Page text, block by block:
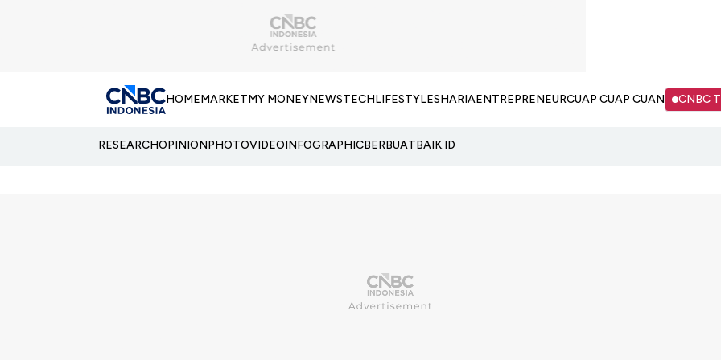
HOMEMARKETMY MONEYNEWSTECHLIFESTYLESHARIAENTREPRENEURCUAP CUAP CUAN CNBC
RESEARCHOPINIONPHOTOVIDEOINFOGRAPHICBERBUATBAIK.ID